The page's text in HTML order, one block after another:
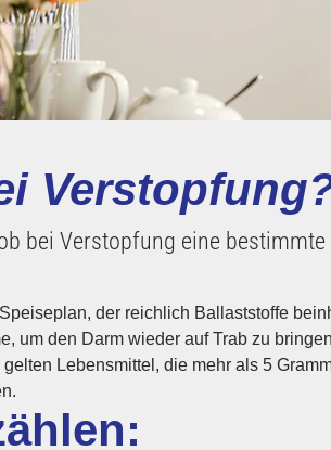
bei Verstopfung eine